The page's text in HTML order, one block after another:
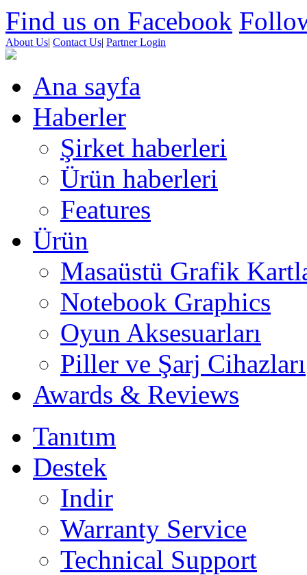
Find us on Facebook
About Us| Contact Us| Partner Login
Ana sayfa
Haberler
Şirket haberleri
Ürün haberleri
Features
Ürün
Masaüstü Grafik
Notebook Graphics
Oyun Aksesuarları
Piller ve Şarj Cihazları
Awards & Reviews
Tanıtım
Destek
Indir
Warranty Service
Technical Support